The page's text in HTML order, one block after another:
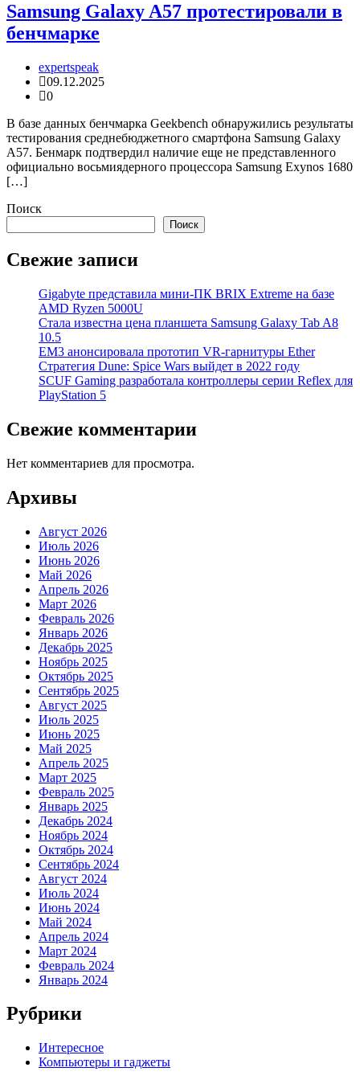
Samsung Galaxy A57 протестировали в
бенчмарке
expertspeak
09.12.2025
0
В базе данных бенчмарка Geekbench обнаружились результаты
тестирования среднебюджетного смартфона Samsung Galaxy
A57. Бенмарк подтвердил наличие еще не представленного
официально восьмиядерного процессора Samsung Exynos 1680
[…]
Поиск
Поиск
Свежие записи
Gigabyte представила мини-ПК BRIX Extreme на базе
AMD Ryzen 5000U
Стала известна цена планшета Samsung Galaxy Tab A8
10.5
EM3 анонсировала прототип VR-гарнитуры Ether
Стратегия Dune: Spice Wars выйдет в 2022 году
SCUF Gaming разработала контроллеры серии Reflex для
PlayStation 5
Свежие комментарии
Нет комментариев для просмотра.
Архивы
Август 2026
Июль 2026
Июнь 2026
Май 2026
Апрель 2026
Март 2026
Февраль 2026
Январь 2026
Декабрь 2025
Ноябрь 2025
Октябрь 2025
Сентябрь 2025
Август 2025
Июль 2025
Июнь 2025
Май 2025
Апрель 2025
Март 2025
Февраль 2025
Январь 2025
Декабрь 2024
Ноябрь 2024
Октябрь 2024
Сентябрь 2024
Август 2024
Июль 2024
Июнь 2024
Май 2024
Апрель 2024
Март 2024
Февраль 2024
Январь 2024
Рубрики
Интересное
Компьютеры и гаджеты